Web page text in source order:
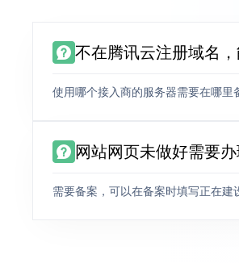
不在腾讯云注册域名
使用哪个接入商的服务器需要在哪里
网站网页未做好需要
需要备案，可以在备案时填写正在建